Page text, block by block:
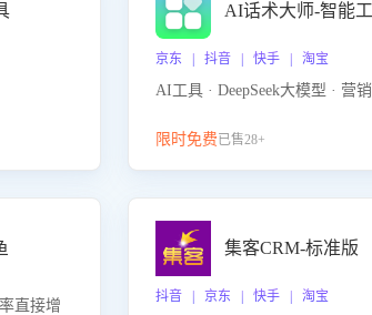
AI话术大师-智能
京东 | 抖音 | 快手 | 淘宝
AI工具 · DeepSeek大模型 · 营
限时免费已售28+
直接增
集客CRM-标准版
抖音 | 京东 | 快手 | 淘宝